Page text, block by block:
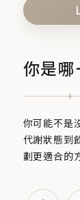
你是哪
+
你可能不是
代謝狀態到
劃更適合的